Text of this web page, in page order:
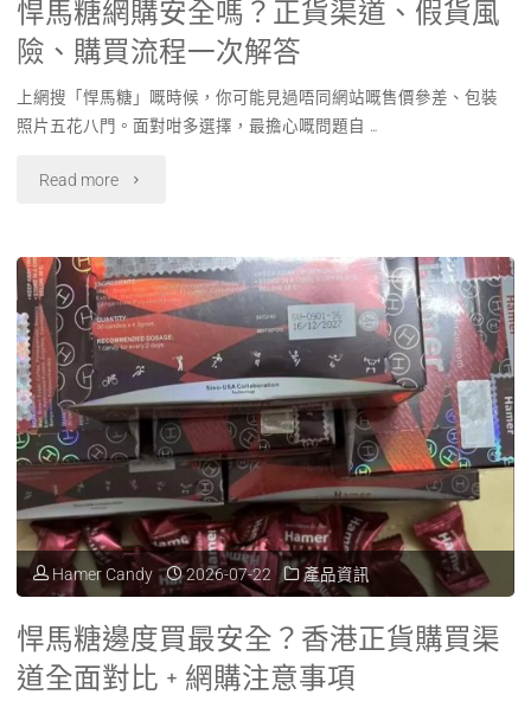
連
藥
買
渠
道
全
面
對
比"
悍馬糖網購安全嗎？正貨渠道、假貨風
險、購買流程一次解答
上網搜「悍馬糖」嘅時候，你可能見過唔同網站嘅售價參差、包裝
照片五花八門。面對咁多選擇，最擔心嘅問題自 …
Read more "悍
糖
網
購
安
全
嗎？
正
渠
Hamer Candy 2026-07-22 產品資訊
悍馬糖邊度買最安全？香港正貨購買渠
道全面對比 + 網購注意事項